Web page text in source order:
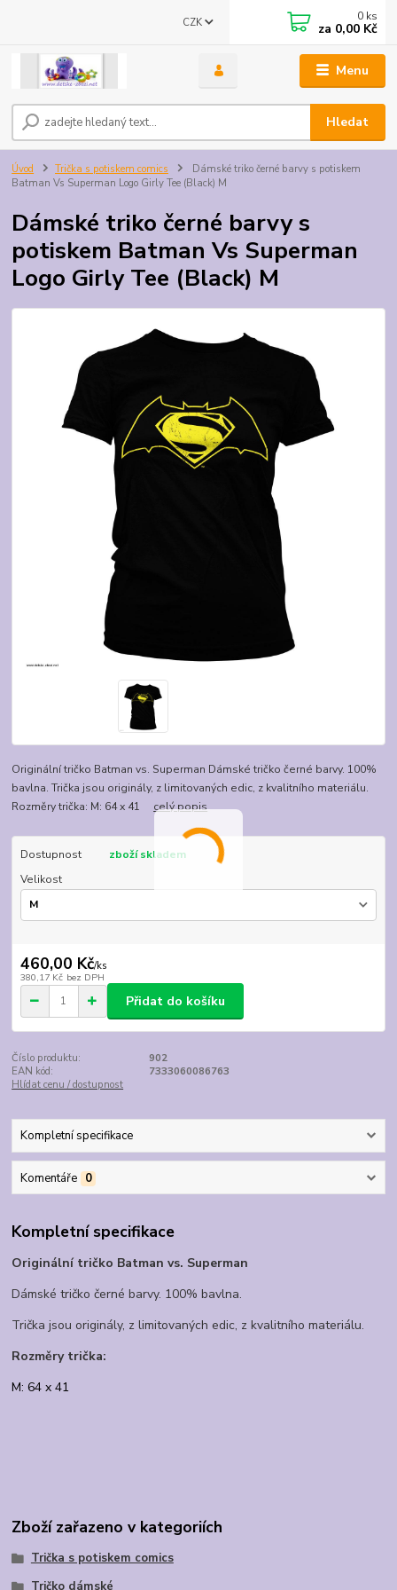
Menu
CZK
Hledat
0 ks
za 0,00 Kč
Úvod Trička s potiskem comics
Dámské triko černé barvy s potiskem
Batman Vs Superman Logo Girly Tee (Black) M
Dámské triko černé barvy s
potiskem Batman Vs Superman
Logo Girly Tee (Black) M
Originální tričko Batman vs. Superman Dámské tričko černé barvy. 100%
bavlna. Trička jsou originály, z limitovaných edic, z kvalitního materiálu.
Rozměry trička: M: 64 x 41 celý popis
Dostupnost
zboží skladem
Velikost
460,00 Kč/ks
380,17 Kč bez DPH
Přidat do košíku
Číslo produktu:
902
EAN kód:
7333060086763
Hlídat cenu / dostupnost
Kompletní specifikace
Komentáře 0
Kompletní specifikace
Originální tričko Batman vs. Superman
Dámské tričko černé barvy. 100% bavlna.
Trička jsou originály, z limitovaných edic, z kvalitního materiálu.
Rozměry trička:
M: 64 x 41
Zboží zařazeno v kategoriích
Trička s potiskem comics
Tričko dámské